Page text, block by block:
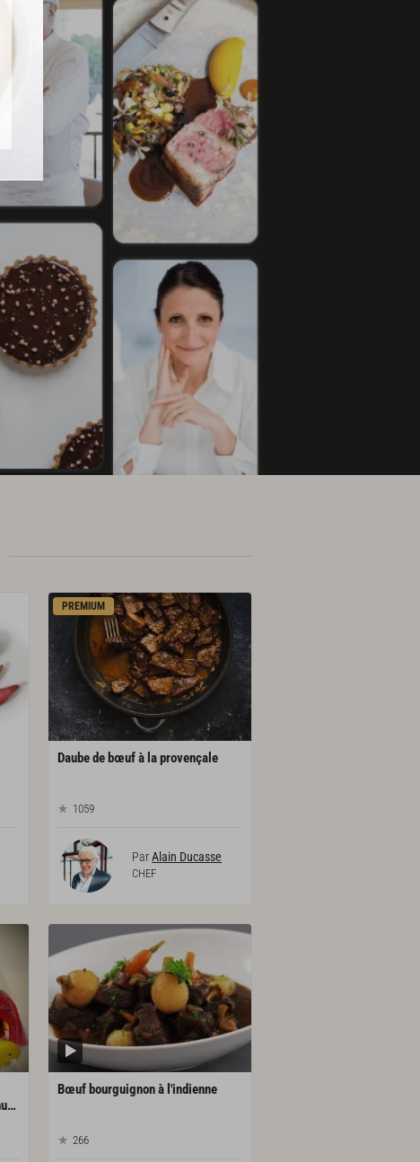
PREMIUM
Daubede bœufà laprovençale
1059
ParAlain Ducasse
CHEF
spaghetti de courgettes, cacahuètes torréfiées, pomme de terre confite, condiment poivron, oignons pickles
Bœuf bourguignonà l'indienne
266